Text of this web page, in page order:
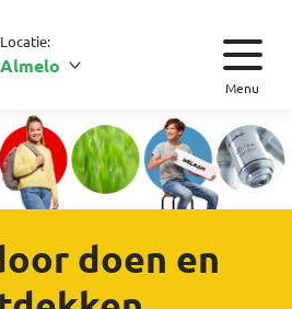
Locatie:
Almelo
Menu
doen en